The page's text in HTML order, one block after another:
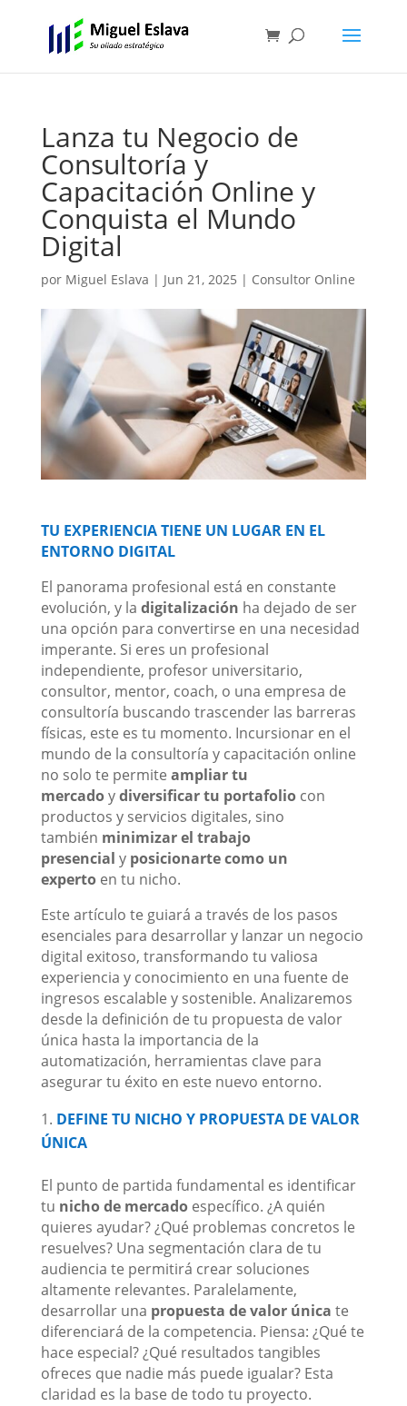
Lanza tu Negocio de
Consultoría y
Capacitación Online y
Conquista el Mundo
Digital
por Miguel Eslava | Jun 21, 2025 | Consultor Online
TU EXPERIENCIA TIENE UN LUGAR EN EL
ENTORNO DIGITAL
El panorama profesional está en constante
evolución, y la digitalización ha dejado de ser
una opción para convertirse en una necesidad
imperante. Si eres un profesional
independiente, profesor universitario,
consultor, mentor, coach, o una empresa de
consultoría buscando trascender las barreras
físicas, este es tu momento. Incursionar en el
mundo de la consultoría y capacitación online
no solo te permite ampliar tu
mercadoydiversificar tu portafoliocon
productos y servicios digitales, sino
también minimizar el trabajo
presencial y posicionarte como un
expertoen tu nicho.
Este artículo te guiará a través de los pasos
esenciales para desarrollar y lanzar un negocio
digital exitoso, transformando tu valiosa
experiencia y conocimiento en una fuente de
ingresos escalable y sostenible. Analizaremos
desde la definición de tu propuesta de valor
única hasta la importancia de la
automatización, herramientas clave para
asegurar tu éxito en este nuevo entorno.
DEFINE TU NICHO Y PROPUESTA DE VALOR
ÚNICA
El punto de partida fundamental es identificar
tu nicho de mercadoespecífico. ¿A quién
quieres ayudar? ¿Qué problemas concretos le
resuelves? Una segmentación clara de tu
audiencia te permitirá crear soluciones
altamente relevantes. Paralelamente,
desarrollar una propuesta de valor única te
diferenciará de la competencia. Piensa: ¿Qué te
hace especial? ¿Qué resultados tangibles
ofreces que nadie más puede igualar? Esta
claridad es la base de todo tu proyecto.